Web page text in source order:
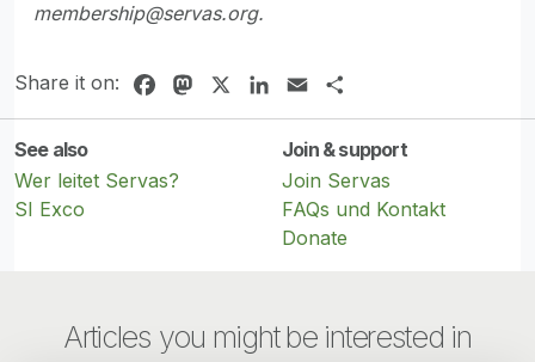
membership@servas.org.
Share it on: FacebookMastodonLinkedIn
Email
See also
Wer leitet Servas?
SI Exco
Join & support
Join Servas
FAQs und Kontakt
Donate
Articles you might be interested in